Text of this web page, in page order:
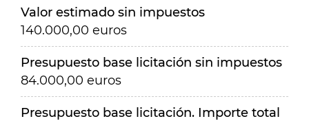
Valor estimado sin impuestos
140.000,00 euros
Presupuesto base licitación sin impuestos
84.000,00 euros
Presupuesto base licitación. Importe total